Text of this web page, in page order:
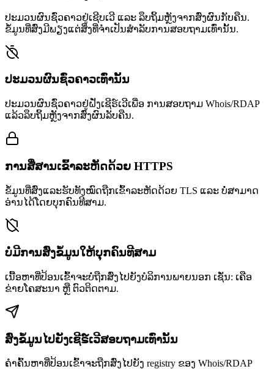
ປະມວນຜົນຊົ່ວຄາວຢູ່ເຊີບເວີ ແລະ ລຶບຖິ້ມຫຼັງຈາກສົ່ງຜົນກັບຄືນ.
ຂໍ້ມູນທີ່ສົ່ງມີພຽງແຕ່ສິ່ງທີ່ຈຳເປັນສຳລັບການສອບຖາມເທົ່ານັ້ນ.
ປະມວນຜົນຊົ່ວຄາວເທົ່ານັ້ນ
ປະມວນຜົນຊົ່ວຄາວຢູ່ຝັ່ງເຊີຣ໌ເວີເພື່ອ ການສອບຖາມ Whois/RDAP
ແລ້ວລຶບຖິ້ມຫຼັງຈາກສົ່ງຜົນລັບຄືນ.
ການສື່ສານເຂົ້າລະຫັດດ້ວຍ HTTPS
ຂໍ້ມູນທີ່ສົ່ງແລະຮັບທັງໝົດຖືກເຂົ້າລະຫັດດ້ວຍ TLS ແລະ ບໍ່ສາມາດ
ອ່ານໄດ້ໂດຍບຸກຄົນທີສາມ.
ບໍ່ມີການສົ່ງຂໍ້ມູນໃຫ້ບຸກຄົນທີສາມ
ເນື້ອຫາທີ່ປ້ອນເຂົ້າຈະບໍ່ຖືກສົ່ງໄປຍັງບໍລິການພາຍນອກ ເຊັ່ນ: ເຄືອ
ຂ່າຍໂຄສະນາ ຫຼື ຕົວຕິດຕາມ.
ສົ່ງຂໍ້ມູນໄປຍັງເຊີຣ໌ເວີສອບຖາມເທົ່ານັ້ນ
ຄຳຄົ້ນຫາທີ່ປ້ອນເຂົ້າຈະຖືກສົ່ງໄປຍັງ registry ຂອງ Whois/RDAP